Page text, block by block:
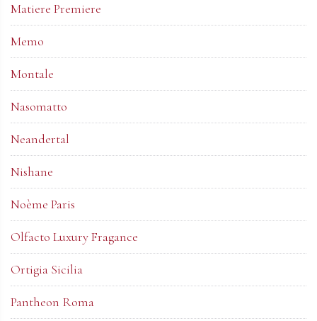
Matiere Premiere
Memo
Montale
Nasomatto
Neandertal
Nishane
Noème Paris
Olfacto Luxury Fragance
Ortigia Sicilia
Pantheon Roma